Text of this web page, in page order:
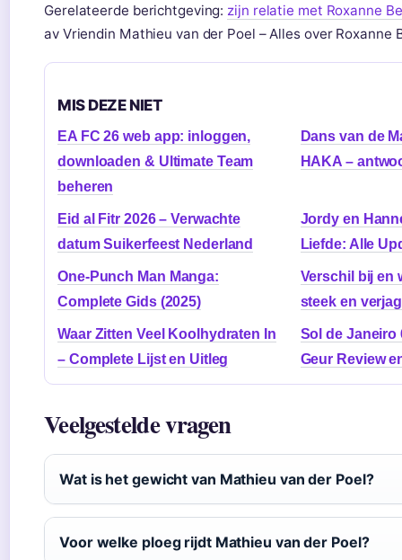
Gerelateerde berichtgeving: zijn relatie met Roxanne
av Vriendin Mathieu van der Poel – Alles over Roxanne
MIS DEZE NIET
EA FC 26 web app: inloggen,
downloaden & Ultimate Team
beheren
Dans van de
HAKA –
Eid al Fitr 2026 – Verwachte
datum Suikerfeest Nederland
Jordy en
Liefde: Alle
One-Punch Man Manga:
Complete Gids (2025)
Verschil bij en
steek en
Waar Zitten Veel Koolhydraten In
– Complete Lijst en Uitleg
Sol de Janeiro
Geur Review
Veelgestelde vragen
Wat is het gewicht van Mathieu van der Poel?
Voor welke ploeg rijdt Mathieu van der Poel?